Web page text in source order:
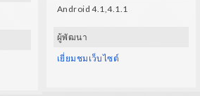
Android 4.1,4.1.1
ผู้พัฒนา
เยี่ยมชมเว็บไซต์